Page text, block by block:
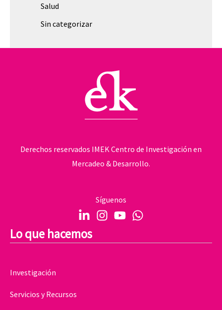
Salud
Sin categorizar
Derechos reservados IMEK Centro de Investigación en
Mercadeo & Desarrollo.
Síguenos
Lo que hacemos
Investigación
Servicios y Recursos